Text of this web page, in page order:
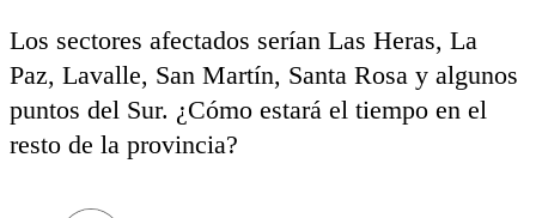
Los sectores afectados serían Las Heras, La
Paz, Lavalle, San Martín, Santa Rosa y algunos
puntos del Sur. ¿Cómo estará el tiempo en el
resto de la provincia?